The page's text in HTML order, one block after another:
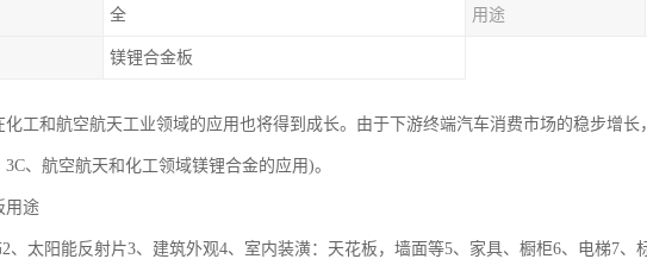
全 用途
镁锂合金板
化工和航空航天工业领域的应用也将得到成长。由于下游终端汽车消费市场的稳步增长
3C、航空航天和化工领域镁锂合金的应用)。
用途
、太阳能反射片3、建筑外观4、室内装潢：天花板，墙面等5、家具、橱柜6、电梯7